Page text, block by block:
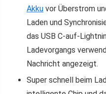
Akku vor Überstrom
Laden und
das USB C-auf-
Ladevorgangs
Nachricht angezeigt.
Super schnell beim